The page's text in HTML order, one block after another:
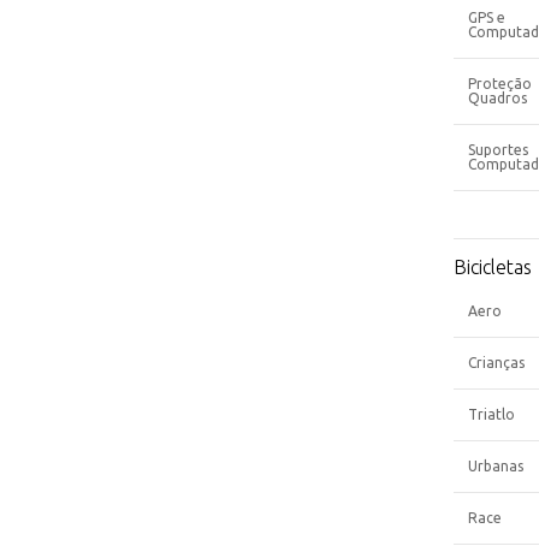
GPS e
Proteção
Quadros
Suportes
Bicicletas
Aero
Crianças
Triatlo
Urbanas
Race